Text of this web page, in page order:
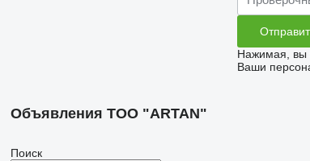
Нажимая, вы
Ваши
Объявления ТОО "ARTAN"
Поиск